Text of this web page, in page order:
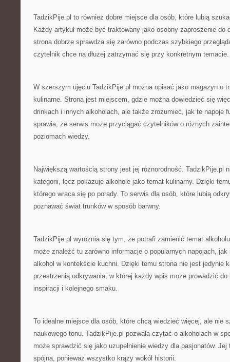
TadzikPije.pl to również dobre miejsce dla osób, które lubią
Każdy artykuł może być traktowany jako osobny zaproszenie do
strona dobrze sprawdza się zarówno podczas szybkiego
czytelnik chce na dłużej zatrzymać się przy konkretnym
W szerszym ujęciu TadzikPije.pl można opisać jako magazyn o
kulinarne. Strona jest miejscem, gdzie można dowiedzieć się
drinkach i innych alkoholach, ale także zrozumieć, jak te napoje
sprawia, że serwis może przyciągać czytelników o różnych
poziomach wiedzy.
Największą wartością strony jest jej różnorodność. TadzikPije.pl
kategorii, lecz pokazuje alkohole jako temat kulinarny. Dzięki
którego wraca się po porady. To serwis dla osób, które lubią
poznawać świat trunków w sposób barwny.
TadzikPije.pl wyróżnia się tym, że potrafi zamienić temat
może znaleźć tu zarówno informacje o popularnych napojach,
alkohol w kontekście kuchni. Dzięki temu strona nie jest jedynie
przestrzenią odkrywania, w której każdy wpis może prowadzić
inspiracji i kolejnego smaku.
To idealne miejsce dla osób, które chcą wiedzieć więcej, ale nie
naukowego tonu. TadzikPije.pl pozwala czytać o alkoholach w
może sprawdzić się jako uzupełnienie wiedzy dla pasjonatów.
spójna, ponieważ wszystko krąży wokół historii.